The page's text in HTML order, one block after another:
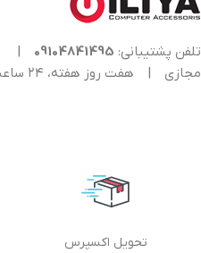
تلفن پشتیبانی: 09104841495
|
مجازی
| هفت روز هفته، ۲۴ ساعت شبانه‌روز پاسخگوی شما هستیم.
تحویل اکسپرس